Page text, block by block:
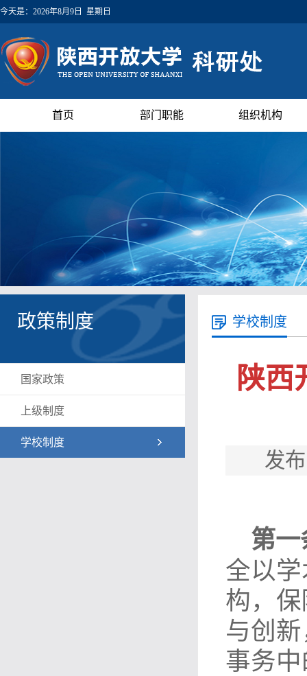
今天是： 2026年8月9日 星期日
首页 部门职能 组织机构
政策制度
国家政策
上级制度
学校制度
学校制度
陕西
发
第一
全以
构，
与创
事务